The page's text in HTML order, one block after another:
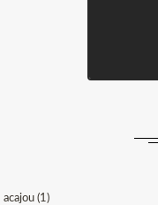
acajou (1)